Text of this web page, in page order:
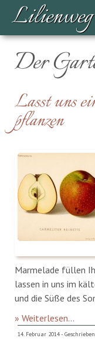
Der
Lasst uns
pflanzen
Marmelade füllen
lassen in uns im
und die Süße des
» Weiterlesen...
14. Februar 2014 -